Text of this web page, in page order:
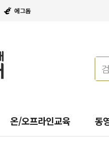
에그돔
온/오프라인교육 동